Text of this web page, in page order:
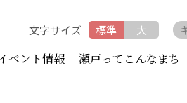
文字サイズ 標準 大
ベント情報 瀬戸ってこんなまち